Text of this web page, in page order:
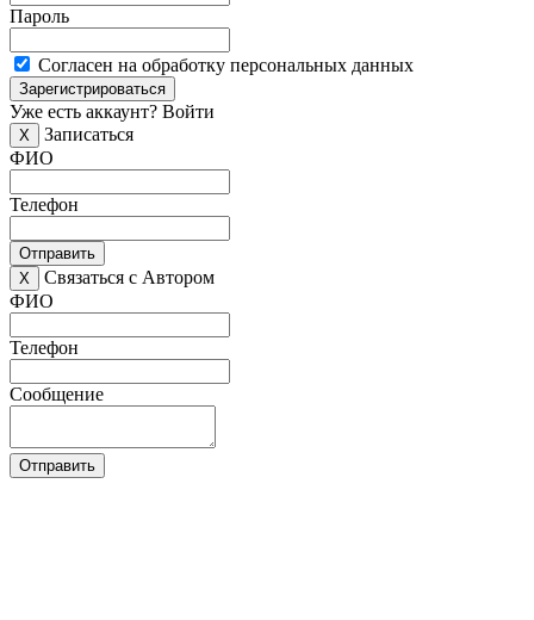
Пароль
Согласен на обработку персональных данных
Зарегистрироваться
Уже есть аккаунт? Войти
X
Записаться
ФИО
Телефон
Отправить
X
Связаться с Автором
ФИО
Телефон
Сообщение
Отправить